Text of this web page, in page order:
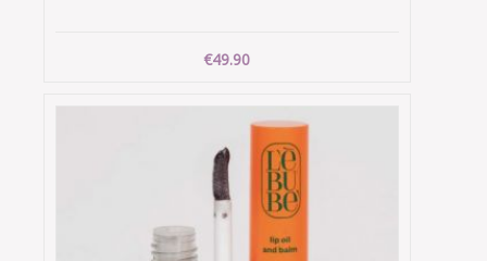
€49.90